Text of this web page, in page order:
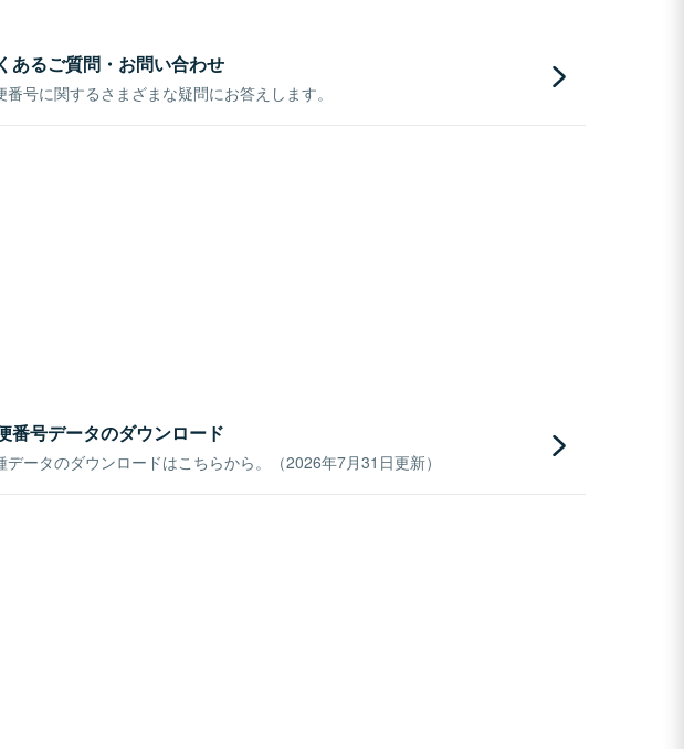
あるご質問・お問い合わせ
番号に関するさまざまな疑問にお答えします。
番号データのダウンロード
データのダウンロードはこちらから。（2026年7月31日更新）